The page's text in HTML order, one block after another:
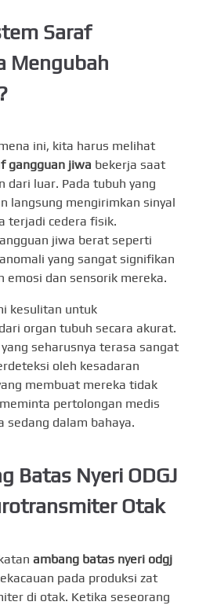
Saraf
Mengubah
ini, kita harus melihat
gangguan jiwa bekerja saat
dari luar. Pada tubuh yang
langsung mengirimkan sinyal
terjadi cedera fisik.
jiwa berat seperti
yang sangat signifikan
emosi dan sensorik mereka.
kesulitan untuk
organ tubuh secara akurat.
seharusnya terasa sangat
oleh kesadaran
membuat mereka tidak
pertolongan medis
sedang dalam bahaya.
Batas Nyeri ODGJ
Otak
ambang batas nyeri odgj
pada produksi zat
di otak. Ketika seseorang